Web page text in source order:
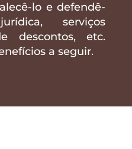
lo e defendê-
serviços
descontos, etc.
a seguir.